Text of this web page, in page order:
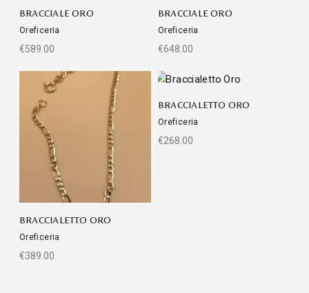
BRACCIALE ORO
Oreficeria
€589.00
BRACCIALE ORO
Oreficeria
€648.00
BRACCIALETTO ORO
Oreficeria
€389.00
BRACCIALETTO ORO
Oreficeria
€268.00